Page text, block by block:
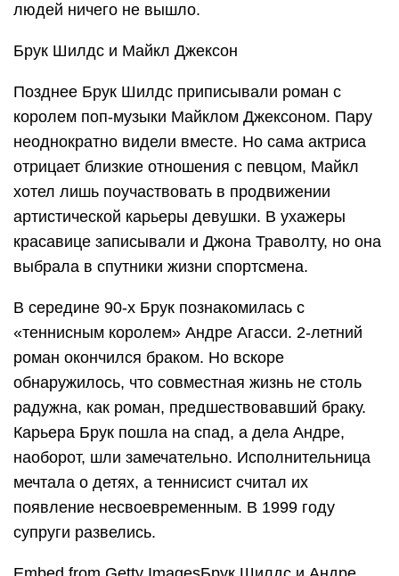
людей ничего не вышло.
Брук Шилдс и Майкл Джексон
Позднее Брук Шилдс приписывали роман с
королем поп-музыки Майклом Джексоном. Пару
неоднократно видели вместе. Но сама актриса
отрицает близкие отношения с певцом, Майкл
хотел лишь поучаствовать в продвижении
артистической карьеры девушки. В ухажеры
красавице записывали и Джона Траволту, но она
выбрала в спутники жизни спортсмена.
В середине 90-х Брук познакомилась с
«теннисным королем» Андре Агасси. 2-летний
роман окончился браком. Но вскоре
обнаружилось, что совместная жизнь не столь
радужна, как роман, предшествовавший браку.
Карьера Брук пошла на спад, а дела Андре,
наоборот, шли замечательно. Исполнительница
мечтала о детях, а теннисист считал их
появление несвоевременным. В 1999 году
супруги развелись.